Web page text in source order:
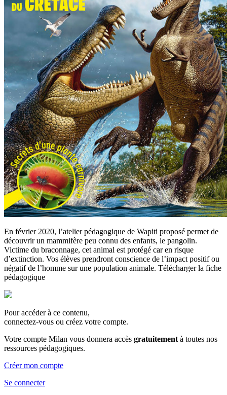
En février 2020, l’atelier pédagogique de Wapiti proposé permet de
découvrir un mammifère peu connu des enfants, le pangolin.
Victime du braconnage, cet animal est protégé car en risque
d’extinction. Vos élèves prendront conscience de l’impact positif ou
négatif de l’homme sur une population animale. Télécharger la fiche
pédagogique
Pour accéder à ce contenu,
connectez-vous ou créez votre compte.
Votre compte Milan vous donnera accès gratuitement à toutes nos
ressources pédagogiques.
Créer mon compte
Se connecter